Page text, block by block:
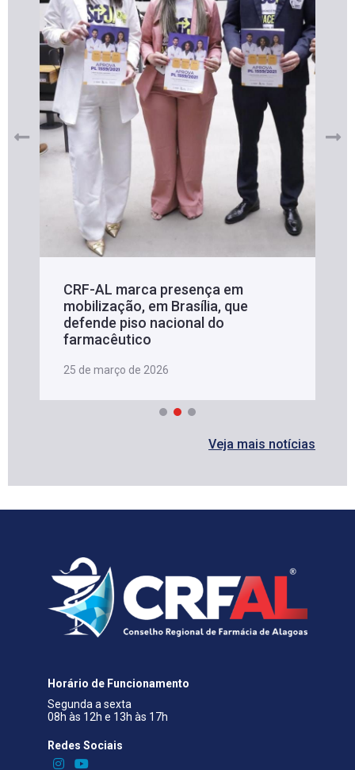
CRF-AL marca presença em
mobilização, em Brasília, que
defende piso nacional do
farmacêutico
25 de março de 2026
Veja mais notícias
Horário de Funcionamento
Segunda a sexta
08h às 12h e 13h às 17h
Redes Sociais​